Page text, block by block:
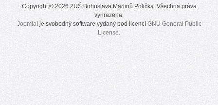
Copyright © 2026 ZUŠ Bohuslava Martinů Polička. Všechna práva
vyhrazena.
Joomla!je svobodný software vydaný pod licencí GNU General Public
License.